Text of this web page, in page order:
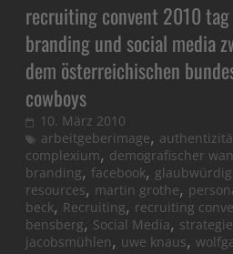
recruiting convent 2010
branding und social media
dem österreichischen
cowboys
10. März 2010
arbeitgeberimage,
complexium, demografischer
branding, facebook,
resources, martin grothe,
beck, Recruiting, recruiting
bensberg, Social Media, strategie
jacobsmühlen, uwe knaus,